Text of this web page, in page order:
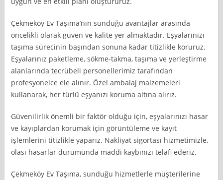
Çekmeköy Ev Taşıma’nın sunduğu avantajlar arasında
öncelikli olarak güven ve kalite yer almaktadır. Eşyalarınızı
taşıma sürecinin başından sonuna kadar titizlikle koruruz.
Eşyalarınız paketleme, sökme-takma, taşıma ve yerleştirme
alanlarında tecrübeli personellerimiz tarafından
profesyonelce ele alınır. Özel ambalaj malzemeleri
kullanarak, her türlü eşyanızı koruma altına alırız.
Güvenilirlik önemli bir faktör olduğu için, eşyalarınızı hasar
ve kayıplardan korumak için görüntüleme ve kayıt
işlemlerini titizlikle yaparız. Nakliyat sigortası hizmetimizle,
olası hasarlar durumunda maddi kaybınızı telafi ederiz.
Çekmeköy Ev Taşıma, sunduğu hizmetlerle müşterilerine